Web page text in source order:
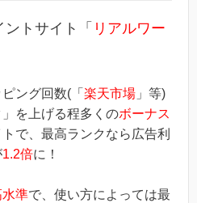
トサイト「 リアルワー
ング回数(「 楽天市場 」等)
を上げる程多くのボーナス
で、最高ランクなら広告利
1.2倍に！
準で、使い方によっては最